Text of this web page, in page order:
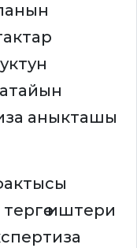
аныкташы
иштери